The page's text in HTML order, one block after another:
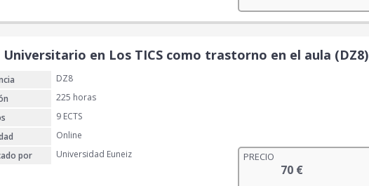
Universitario en Los TICS como trastorno en el aula (DZ8)
DZ8
225 horas
9 ECTS
Online
por
Universidad Euneiz PRECIO
70 €